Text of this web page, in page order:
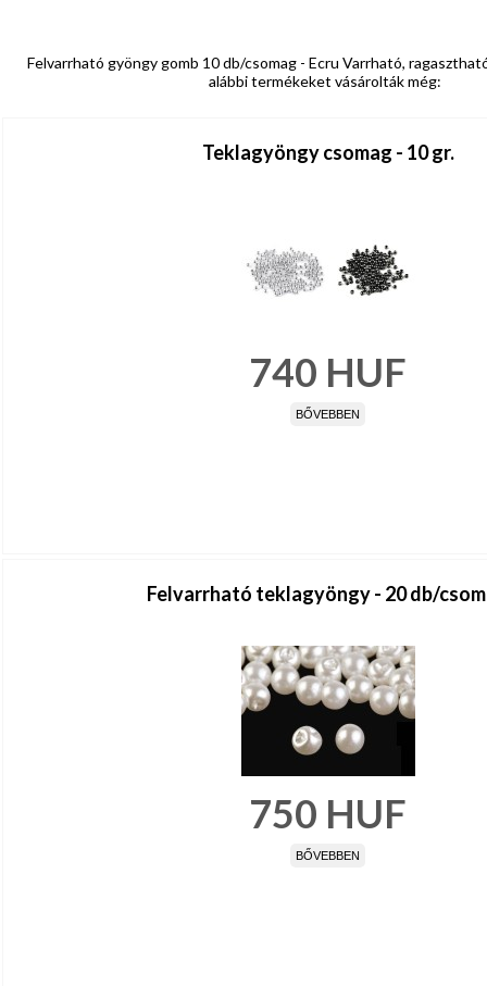
Felvarrható gyöngy gomb 10 db/csomag - Ecru Varrható,
alábbi termékeket vásárolták még:
Teklagyöngy csomag - 10 gr.
740 HUF
BŐVEBBEN
Felvarrható teklagyöngy - 20 db/
750 HUF
BŐVEBBEN